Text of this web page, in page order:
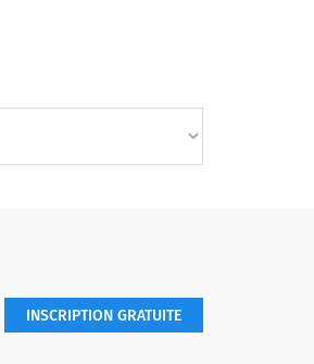
INSCRIPTION GRATUITE